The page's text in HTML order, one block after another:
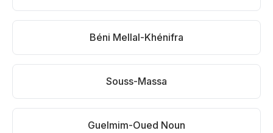
Béni Mellal-Khénifra
Souss-Massa
Guelmim-Oued Noun